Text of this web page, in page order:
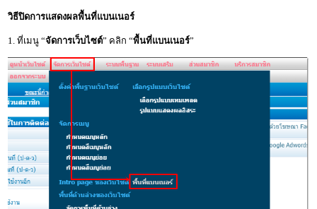
วิธีปิดการแสดงผลพื้นที่แบนเนอร์
1. ที่เมนู “จัดการเว็บไซต์” คลิก “พื้นที่แบนเนอร์”